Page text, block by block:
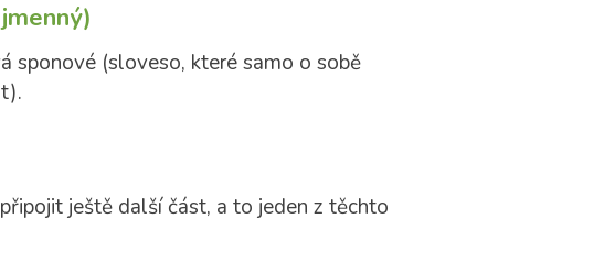
sponové (sloveso, které samo o sobě
ještě další část, a to jeden z těchto